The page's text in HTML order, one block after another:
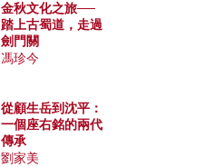
金秋文化之旅──
踏上古蜀道，走過
劍門關
馮珍今
從顧生岳到沈平：
一個座右銘的兩代
傳承
劉家美